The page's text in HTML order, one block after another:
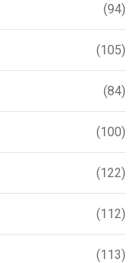
(94)
(105)
(84)
(100)
(122)
(112)
(113)